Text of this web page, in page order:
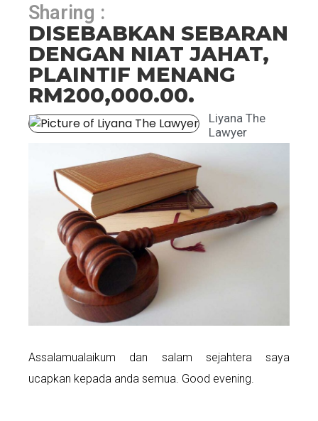
Sharing :
DISEBABKAN SEBARAN
DENGAN NIAT JAHAT,
PLAINTIF MENANG
RM200,000.00.
Liyana The
Lawyer
Assalamualaikum dan salam sejahtera saya
ucapkan kepada anda semua. Good evening.